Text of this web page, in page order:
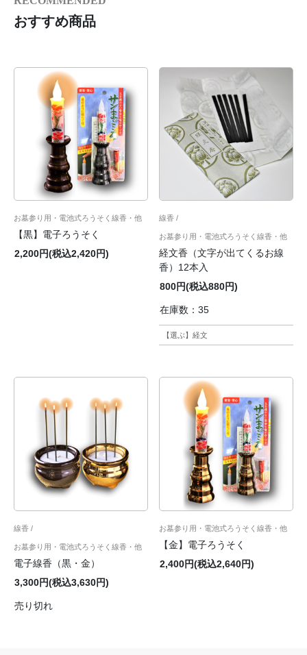
おすすめ商品
お墓参り用・電池式ろうそく線香・他
【黒】電子ろうそく
2,200円(税込2,420円)
線香
お墓参り用・電池式ろうそく線香・他
経文香（文字が出てくるお線
香）12本入
800円(税込880円)
在庫数：35
【選ぶ】経文
線香
お墓参り用・電池式ろうそく線香・他
電子線香（黒・金）
3,300円(税込3,630円)
売り切れ
お墓参り用・電池式ろうそく線香・他
【金】電子ろうそく
2,400円(税込2,640円)